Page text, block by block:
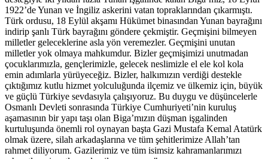
1922’de Yunan ve İngiliz askerini vatan topraklarından çıkarmıştı.
Türk ordusu, 18 Eylül akşamı Hükümet binasından Yunan bayrağını
indirip şanlı Türk bayrağını göndere çekmiştir. Geçmişini bilmeyen
milletler geleceklerine asla yön veremezler. Geçmişini unutan
milletler yok olmaya mahkumdur. Bizler geçmişimizi unutmadan
çocuklarımızla, gençlerimizle, gelecek neslimizle el ele kol kola
emin adımlarla yürüyeceğiz. Bizler, halkımızın verdiği destekle
çıktığımız kutlu hizmet yolculuğunda ilçemiz ve ülkemiz için, büyük
ve güçlü Türkiye sevdasıyla çalışıyoruz. Bu duygu ve düşüncelerle
Osmanlı Devleti sonrasında Türkiye Cumhuriyeti’nin kuruluş
aşamasının bir yapı taşı olan Biga’mızın düşman işgalinden
kurtuluşunda önemli rol oynayan başta Gazi Mustafa Kemal Atatürk
olmak üzere, silah arkadaşlarına ve tüm şehitlerimize Allah’tan
rahmet diliyorum. Gazilerimiz ve tüm isimsiz kahramanlarımızı